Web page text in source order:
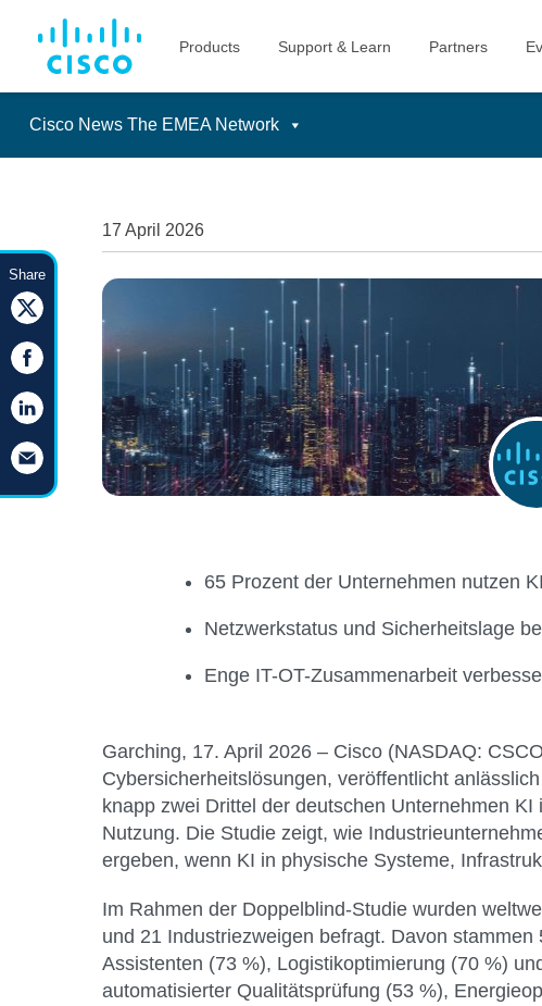
Cisco News The EMEA Network
17 April 2026
65 Prozent der Unternehmen nutzen
Netzwerkstatus und Sicherheitslage
Enge IT-OT-Zusammenarbeit
Garching, 17. April 2026 – Cisco (NASDAQ:
Cybersicherheitslösungen,veröffentlicht
knapp zwei Drittel der deutschen Unternehmen
Nutzung. Die Studie zeigt, wie
ergeben, wenn KI in physische Systeme,
Im Rahmen der Doppelblind-Studie wurden
und 21 Industriezweigen befragt. Davon
Assistenten (73 %), Logistikoptimierung (70 %)
automatisierter Qualitätsprüfung (53 %),
Share